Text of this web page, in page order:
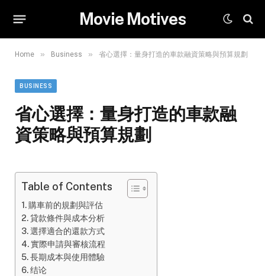
Movie Motives
Home » Business » 省心選擇：量身打造的車款融資策略與預算規劃
BUSINESS
省心選擇：量身打造的車款融
資策略與預算規劃
Table of Contents
購車前的規劃與評估
貸款條件與成本分析
選擇適合的還款方式
實際申請與審核流程
長期成本與使用體驗
结论